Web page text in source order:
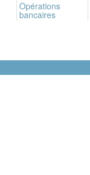
Opérations
bancaires